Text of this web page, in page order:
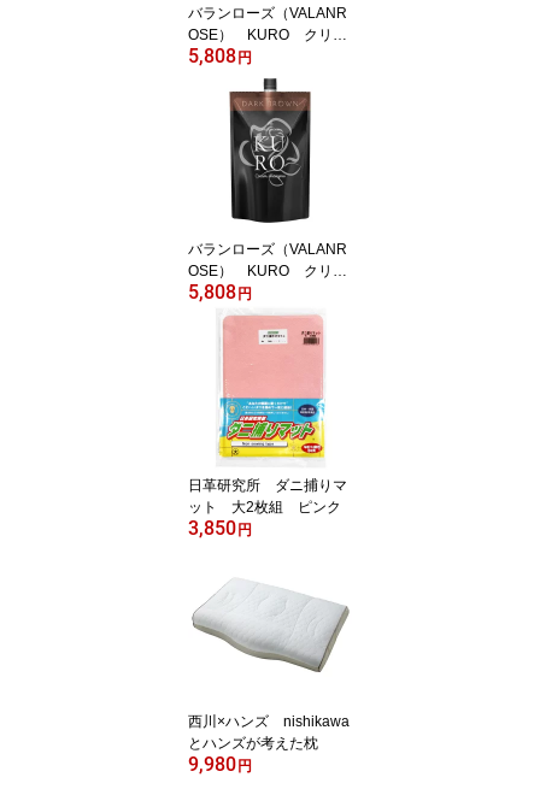
バランローズ（VALANR
OSE） KURO クリー
ムシャンプー ナチュラ
ルブラック 400g
5,808 円
バランローズ（VALANR
OSE） KURO クリー
ムシャンプー ダークブ
ラウン 400g
5,808 円
日革研究所 ダニ捕りマ
ット 大2枚組 ピンク
3,850 円
西川×ハンズ nishikawa
とハンズが考えた枕
9,980 円